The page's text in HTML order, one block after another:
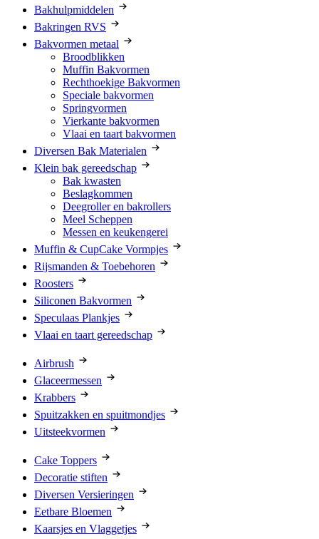
Bakhulpmiddelen
Bakringen RVS
Bakvormen metaal
Broodblikken
Muffin Bakvormen
Rechthoekige Bakvormen
Speciale bakvormen
Springvormen
Vierkante bakvormen
Vlaai en taart bakvormen
Diversen Bak Materialen
Klein bak gereedschap
Bak kwasten
Beslagkommen
Deegroller en bakrollers
Meel Scheppen
Messen en keukengerei
Muffin & CupCake Vormpjes
Rijsmanden & Toebehoren
Roosters
Siliconen Bakvormen
Speculaas Plankjes
Vlaai en taart gereedschap
Airbrush
Glaceermessen
Krabbers
Spuitzakken en spuitmondjes
Uitsteekvormen
Cake Toppers
Decoratie stiften
Diversen Versieringen
Eetbare Bloemen
Kaarsjes en Vlaggetjes